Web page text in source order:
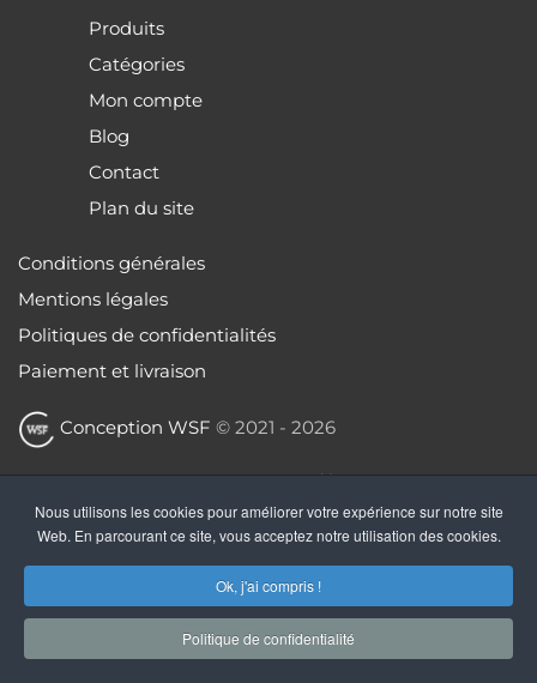
Produits
Catégories
Mon compte
Blog
Contact
Plan du site
Conditions générales
Mentions légales
Politiques de confidentialités
Paiement et livraison
Conception WSF © 2021 - 2026
VENTE EN LIGNE DE TEXTES DE THÉÂTRE.
TELECHARGEMENT IMMÉDIAT APRÈS PAIEMENT
SÉCURISÉ.
TVA non applicable, article 293 B du Code général des
impôts
Nous utilisons les cookies pour améliorer votre expérience sur notre site
Web. En parcourant ce site, vous acceptez notre utilisation des cookies.
Ok, j'ai compris !
Politique de confidentialité